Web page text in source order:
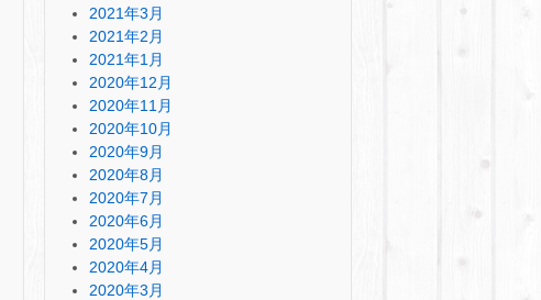
2021年3月
2021年2月
2021年1月
2020年12月
2020年11月
2020年10月
2020年9月
2020年8月
2020年7月
2020年6月
2020年5月
2020年4月
2020年3月